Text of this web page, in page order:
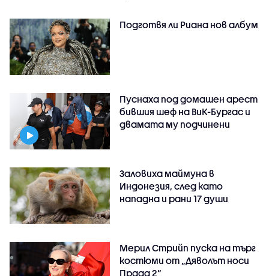
Подготвя ли Риана нов албум
Пуснаха под домашен арест
бившия шеф на ВиК-Бургас и
двамата му подчинени
Заловиха маймуна в
Индонезия, след като
нападна и рани 17 души
Мерил Стрийп пуска на търг
костюми от „Дяволът носи
Прада 2“